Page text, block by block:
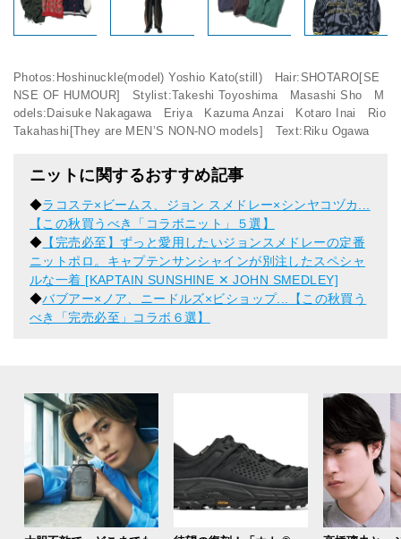
Photos:Hoshinuckle(model) Yoshio Kato(still) Hair:SHOTARO[SE
NSE OF HUMOUR] Stylist:Takeshi Toyoshima Masashi Sho M
odels:Daisuke Nakagawa Eriya Kazuma Anzai Kotaro Inai Rio
Takahashi[They are MEN’S NON-NO models] Text:Riku Ogawa
ニットに関するおすすめ記事
◆ラコステ×ビームス、ジョン スメドレー×シンヤコヅカ...
【この秋買うべき「コラボニット」５選】
◆ 【完売必至】ずっと愛用したいジョンスメドレーの定番
ニットポロ。キャプテンサンシャインが別注したスペシャ
ルな一着 [KAPTAIN SUNSHINE ✕ JOHN SMEDLEY]
◆バブアー×ノア、ニードルズ×ビショップ...【この秋買う
べき「完売必至」コラボ６選】